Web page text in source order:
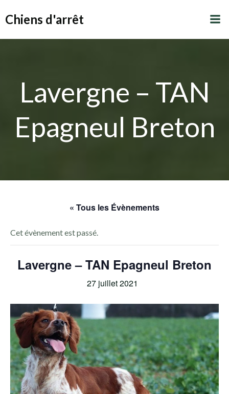
Chiens d'arrêt
Lavergne – TAN
Epagneul Breton
« Tous les Évènements
Cet évènement est passé.
Lavergne – TAN Epagneul Breton
27 juillet 2021